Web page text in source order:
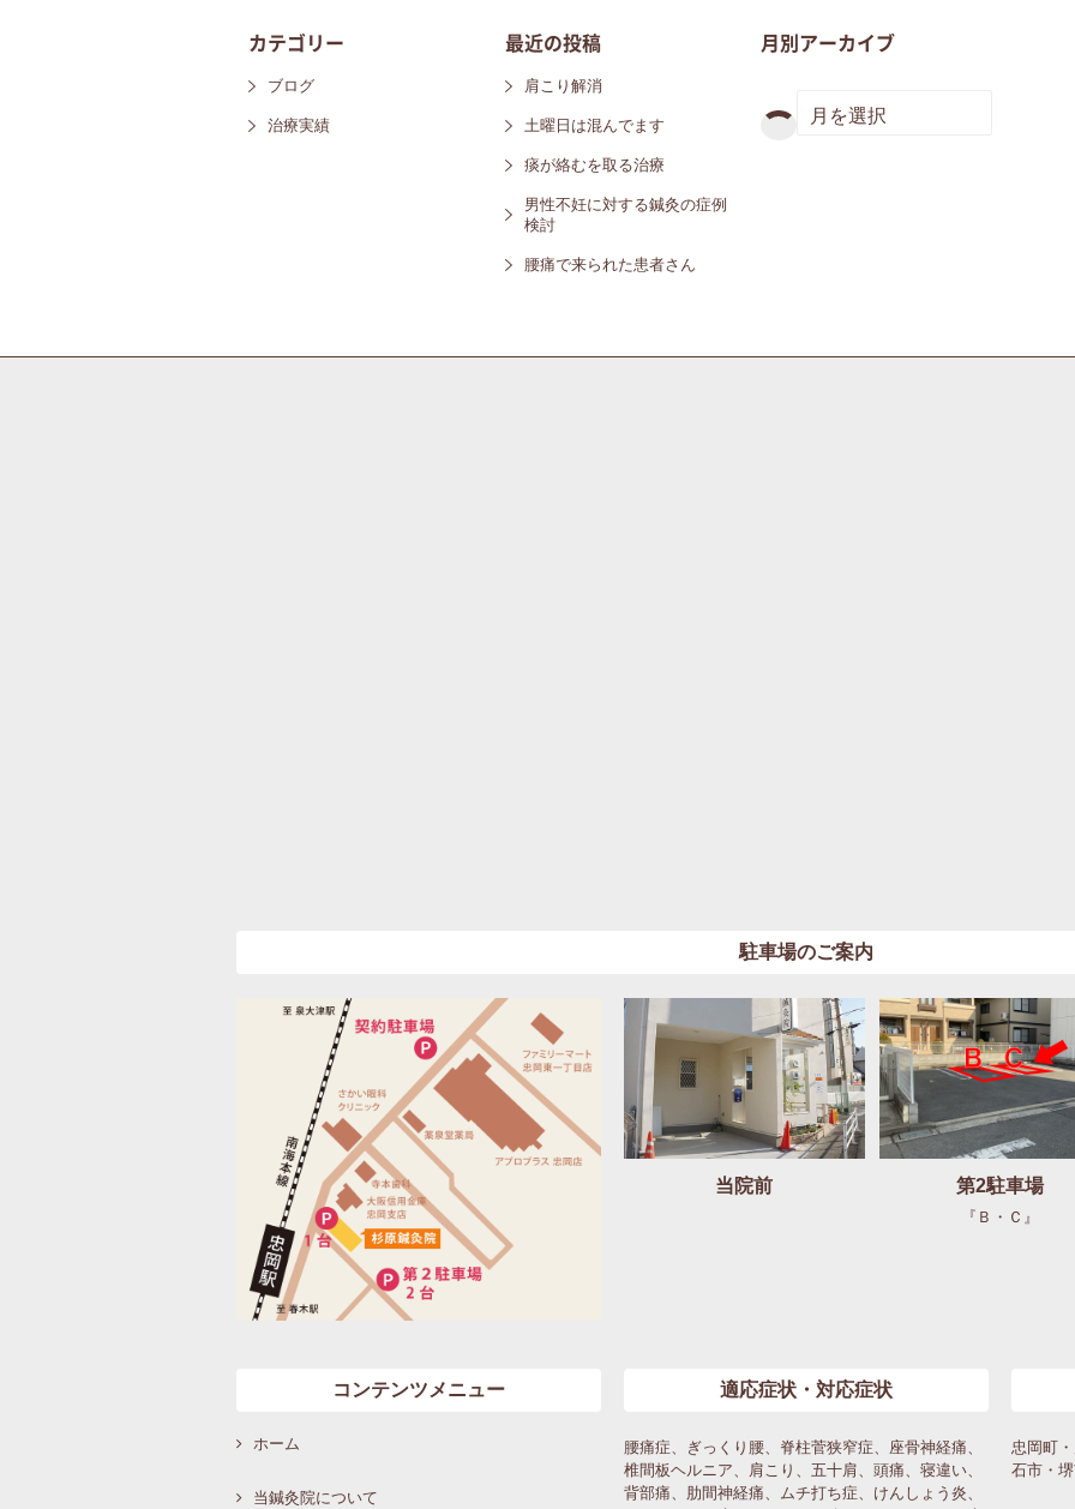
カテゴリー
ブログ
治療実績
最近の投稿
肩こり解消
土曜日は混んでます
痰が絡むを取る治療
男性不妊に対する鍼灸の症例
検討
腰痛で来られた患者さん
月別アーカイブ
駐車場のご案内
当院前 第2駐車場
『Ｂ・Ｃ』
コンテンツメニュー
ホーム
当鍼灸院について
適応症状・対応症状
腰痛症、ぎっくり腰、脊柱菅狭窄症、座骨神経痛、
椎間板ヘルニア、肩こり、五十肩、頭痛、寝違い、
背部痛、肋間神経痛、ムチ打ち症、けんしょう炎、
忠岡町
石市・